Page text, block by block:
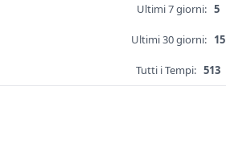
Ultimi 7 giorni: 5
Ultimi 30 giorni: 15
Tutti i Tempi: 513